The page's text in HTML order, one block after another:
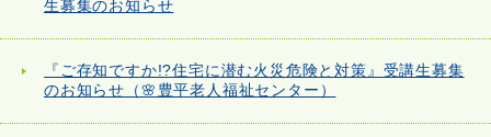
生募集のお知らせ
『ご存知ですか!?住宅に潜む火災危険と対策』受講生募集
のお知らせ（🌸豊平老人福祉センター）